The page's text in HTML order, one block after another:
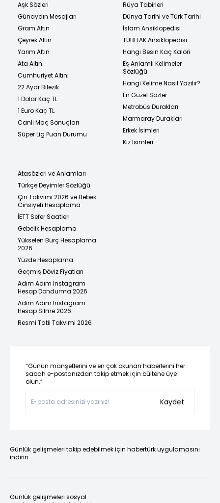
Aşk Sözleri
Günaydın Mesajları
Gram Altın
Çeyrek Altın
Yarım Altın
Ata Altın
Cumhuriyet Altını
22 Ayar Bilezik
1 Dolar Kaç TL
1 Euro Kaç TL
Canlı Maç Sonuçları
Süper Lig Puan Durumu
Rüya Tabirleri
Dünya Tarihi ve Türk Tarihi
İslam Ansiklopedisi
TÜBİTAK Ansiklopedisi
Hangi Besin Kaç Kalori
Eş Anlamlı Kelimeler
Sözlüğü
Hangi Kelime Nasıl Yazılır?
En Güzel Sözler
Metrobüs Durakları
Marmaray Durakları
Erkek İsimleri
Kız İsimleri
Atasözleri ve Anlamları
Türkçe Deyimler Sözlüğü
Çin Takvimi 2026 ve Bebek
Cinsiyeti Hesaplama
İETT Sefer Saatleri
Gebelik Hesaplama
Yükselen Burç Hesaplama
2026
Yüzde Hesaplama
Geçmiş Döviz Fiyatları
Adım Adım Instagram
Hesap Dondurma 2026
Adım Adım Instagram
Hesap Silme 2026
Resmi Tatil Takvimi 2026
“Günün manşetlerini ve en çok okunan haberlerini her
sabah e-postanızdan takip etmek için bültene üye
olun.”
Kaydet
Günlük gelişmeleri takip edebilmek için habertürk uygulamasını
indirin
Günlük gelişmeleri sosyal